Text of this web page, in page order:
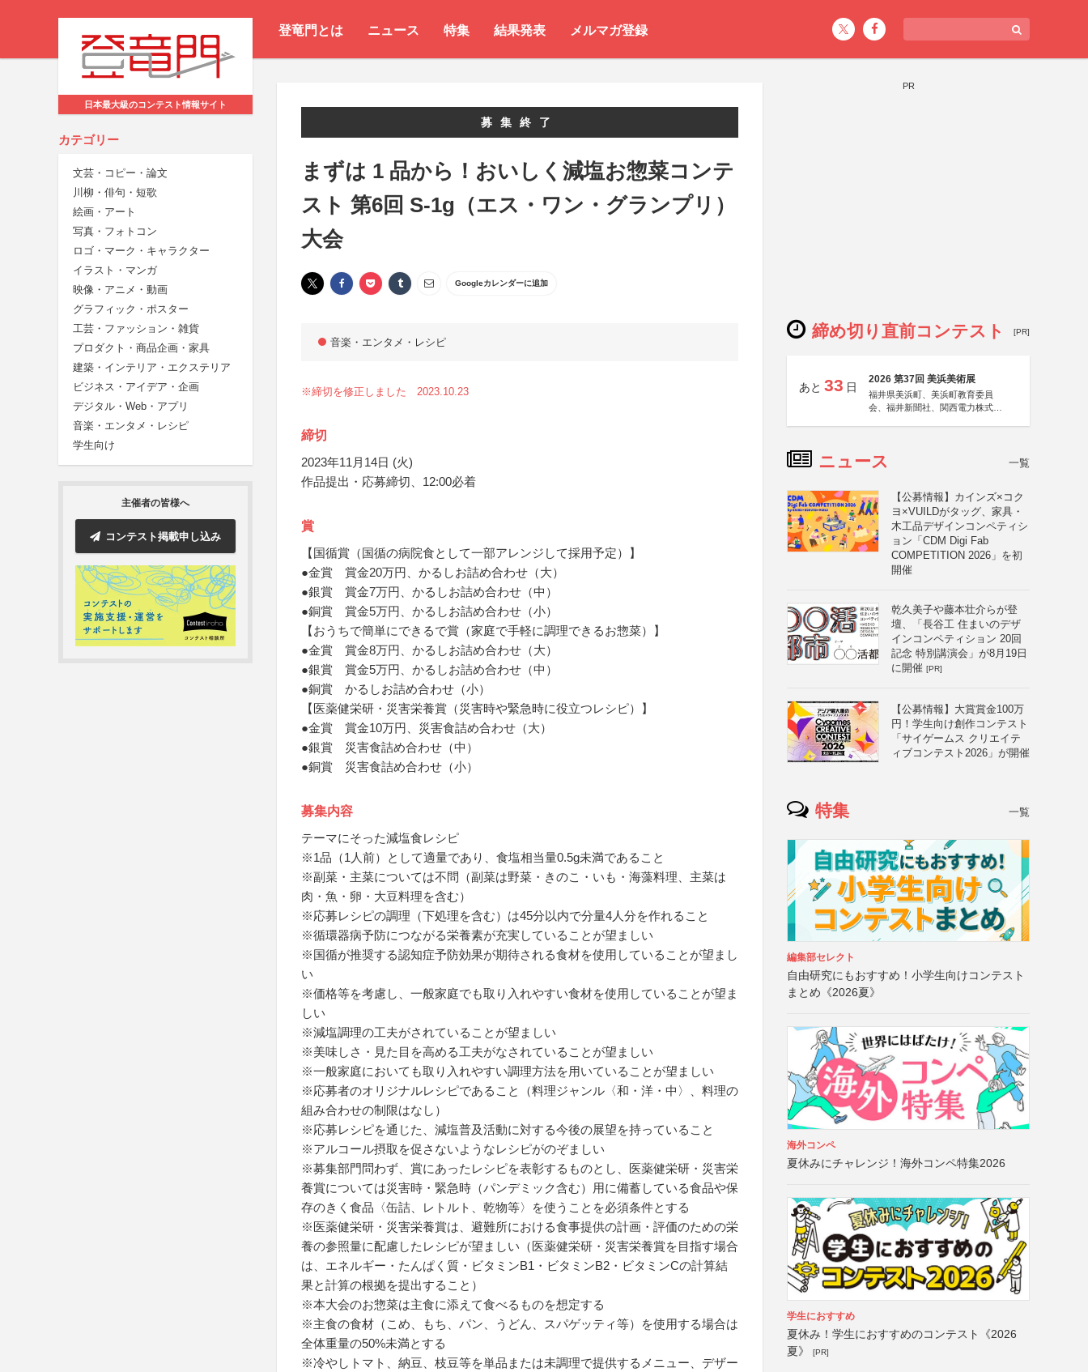
登竜門とは ニュース 特集 結果発表 メルマガ登録
日本最大級のコンテスト情報サイト
カテゴリー
文芸・コピー・論文
川柳・俳句・短歌
絵画・アート
写真・フォトコン
ロゴ・マーク・キャラクター
イラスト・マンガ
映像・アニメ・動画
グラフィック・ポスター
工芸・ファッション・雑貨
プロダクト・商品企画・家具
建築・インテリア・エクステリア
ビジネス・アイデア・企画
デジタル・Web・アプリ
音楽・エンタメ・レシピ
学生向け
主催者の皆様へ
コンテスト掲載申し込み
募集終了
まずは 1 品から！おいしく減塩お惣菜コンテ
スト 第6回 S-1g（エス・ワン・グランプリ）
⼤会
Googleカレンダーに追加
音楽・エンタメ・レシピ
※締切を修正しました 2023.10.23
締切
2023年11月14日 (火)
作品提出・応募締切、12:00必着
賞
【国循賞（国循の病院食として一部アレンジして採用予定）】
●金賞 賞金20万円、かるしお詰め合わせ（大）
●銀賞 賞金7万円、かるしお詰め合わせ（中）
●銅賞 賞金5万円、かるしお詰め合わせ（小）
【おうちで簡単にできるで賞（家庭で手軽に調理できるお惣菜）】
●金賞 賞金8万円、かるしお詰め合わせ（大）
●銀賞 賞金5万円、かるしお詰め合わせ（中）
●銅賞 かるしお詰め合わせ（小）
【医薬健栄研・災害栄養賞（災害時や緊急時に役立つレシピ）】
●金賞 賞金10万円、災害食詰め合わせ（大）
●銀賞 災害食詰め合わせ（中）
●銅賞 災害食詰め合わせ（小）
募集内容
テーマにそった減塩食レシピ
※1品（1人前）として適量であり、食塩相当量0.5g未満であること
※副菜・主菜については不問（副菜は野菜・きのこ・いも・海藻料理、主菜は
肉・魚・卵・大豆料理を含む）
※応募レシピの調理（下処理を含む）は45分以内で分量4人分を作れること
※循環器病予防につながる栄養素が充実していることが望ましい
※国循が推奨する認知症予防効果が期待される食材を使用していることが望まし
い
※価格等を考慮し、一般家庭でも取り入れやすい食材を使用していることが望ま
しい
※減塩調理の工夫がされていることが望ましい
※美味しさ・見た目を高める工夫がなされていることが望ましい
※一般家庭においても取り入れやすい調理方法を用いていることが望ましい
※応募者のオリジナルレシピであること（料理ジャンル〈和・洋・中〉、料理の
組み合わせの制限はなし）
※応募レシピを通じた、減塩普及活動に対する今後の展望を持っていること
※アルコール摂取を促さないようなレシピがのぞましい
※募集部門問わず、賞にあったレシピを表彰するものとし、医薬健栄研・災害栄
養賞については災害時・緊急時（パンデミック含む）用に備蓄している食品や保
存のきく食品〈缶詰、レトルト、乾物等〉を使うことを必須条件とする
※医薬健栄研・災害栄養賞は、避難所における食事提供の計画・評価のための栄
養の参照量に配慮したレシピが望ましい（医薬健栄研・災害栄養賞を目指す場合
は、エネルギー・たんぱく質・ビタミンB1・ビタミンB2・ビタミンCの計算結
果と計算の根拠を提出すること）
※本大会のお惣菜は主食に添えて食べるものを想定する
※主食の食材（こめ、もち、パン、うどん、スパゲッティ等）を使用する場合は
全体重量の50%未満とする
※冷やしトマト、納豆、枝豆等を単品または未調理で提供するメニュー、デザー
PR
締め切り直前コンテスト [PR]
あと 33 日
2026 第37回 美浜美術展
福井県美浜町、美浜町教育委員
会、福井新聞社、関西電力株式会
ニュース 一覧
【公募情報】カインズ×コク
ヨ×VUILDがタッグ、家具・
木工品デザインコンペティシ
ョン「CDM Digi Fab
COMPETITION 2026」を初
開催
乾久美子や藤本壮介らが登
壇、「長谷工 住まいのデザ
インコンペティション 20回
記念 特別講演会」が8月19日
に開催 [PR]
【公募情報】大賞賞金100万
円！学生向け創作コンテスト
「サイゲームス クリエイテ
ィブコンテスト2026」が開催
特集 一覧
編集部セレクト
自由研究にもおすすめ！小学生向けコンテスト
まとめ《2026夏》
海外コンペ
夏休みにチャレンジ！海外コンペ特集2026
学生におすすめ
夏休み！学生におすすめのコンテスト《2026
夏》
[PR]